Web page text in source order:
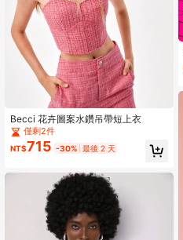
Becci 花卉圖案水鑽吊帶短上衣
僅剩2件
NT$715 -30% 最後 2 天